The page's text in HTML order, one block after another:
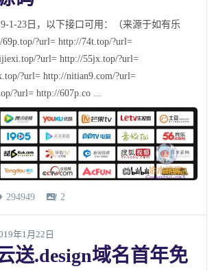
1-23日，以下接口可用：（来源于如有乐
?url= http://74t.top/?url=
?url= http://55jx.top/?url=
?url= http://nitian9.com/?url=
?url= http://607p.co ...
294949  2
年1月22日
送.design域名首年免